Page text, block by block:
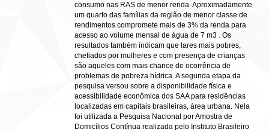
consumo nas RAS de menor renda. Aproximadamente
um quarto das famílias da região de menor classe de
rendimentos compromete mais de 3% da renda para
acesso ao volume mensal de água de 7 m3 . Os
resultados também indicam que lares mais pobres,
chefiados por mulheres e com presença de crianças
são aqueles com mais chance de ocorrência de
problemas de pobreza hídrica. A segunda etapa da
pesquisa versou sobre a disponibilidade física e
acessibilidade econômica dos SAA para residências
localizadas em capitais brasileiras, área urbana. Nela
foi utilizada a Pesquisa Nacional por Amostra de
Domicílios Contínua realizada pelo Instituto Brasileiro